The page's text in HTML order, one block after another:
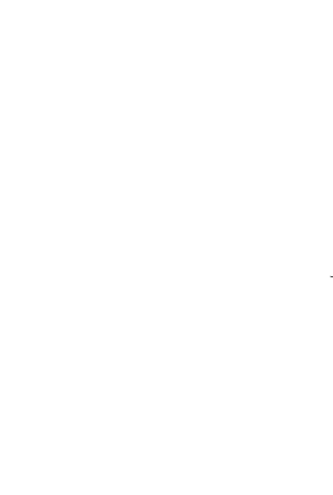
والمملكة العربية السعودية الشديدة بكل
اليدوي تحكمًا دقيقًا للسائق، وهو ما يُفضله عادةً
أو يتنقلون في المناطق الريفية. في
التجارية والشخصية على حد سواء. يُعد
وهو ما يظل الأفضل في فئة الشاحنات
الحديثة نحو الأنظمة الإلكترونية المعقدة، تركز
تعمل بالديزل على البساطة الميكانيكية وطول
التعاون الخليجي، حيث يصل متوسط
الشمس الصيفية القوية، مما يُحافظ على
فرصةً لامتلاك مركبة متعددة الاستخدامات
بعد، ولم تتعرض للغبار الكثيف أو التآكل